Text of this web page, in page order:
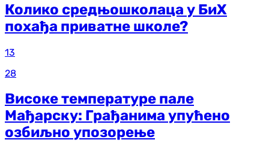
Колико средњошколаца у БиХ
похађа приватне школе?
13
28
Високе температуре пале
Мађарску: Грађанима упућено
озбиљно упозорење